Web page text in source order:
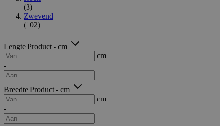
(3)
Zwevend
(102)
Lengte Product - cm
cm
-
Breedte Product - cm
cm
-